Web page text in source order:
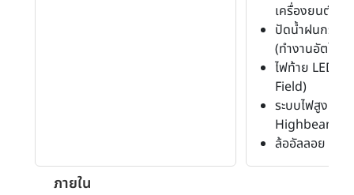
เครื่องยนต์
ปัดน้ำฝนกระจ
(ทำงานอัตโนมั
ไฟท้าย LED (
Field)
ระบบไฟสูงแบ
Highbeam
ล้ออัลลอย (18)
ภายใน